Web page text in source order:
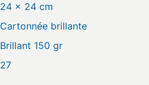
24 × 24 cm
Cartonnée brillante
Brillant 150 gr
27